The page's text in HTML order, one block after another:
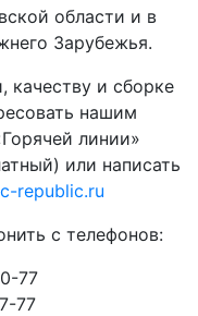
области и в
Зарубежья.
качеству и сборке
нашим
линии»
или написать
republic.ru
с телефонов:
77
77